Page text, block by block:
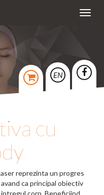
EN
cu
reprezinta un progres
ca principal obiectiv